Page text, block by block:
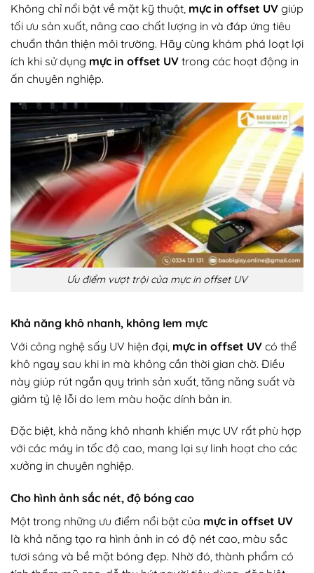
Không chỉ nổi bật về mặt kỹ thuật, mực in offset UV giúp
tối ưu sản xuất, nâng cao chất lượng in và đáp ứng tiêu
chuẩn thân thiện môi trường. Hãy cùng khám phá loạt lợi
ích khi sử dụng mực in offset UV trong các hoạt động in
ấn chuyên nghiệp.
Ưu điểm vượt trội của mực in offset UV
Khả năng khô nhanh, không lem mực
Với công nghệ sấy UV hiện đại, mực in offset UV có thể
khô ngay sau khi in mà không cần thời gian chờ. Điều
này giúp rút ngắn quy trình sản xuất, tăng năng suất và
giảm tỷ lệ lỗi do lem màu hoặc dính bản in.
Đặc biệt, khả năng khô nhanh khiến mực UV rất phù hợp
với các máy in tốc độ cao, mang lại sự linh hoạt cho các
xưởng in chuyên nghiệp.
Cho hình ảnh sắc nét, độ bóng cao
Một trong những ưu điểm nổi bật của mực in offset UV
là khả năng tạo ra hình ảnh in có độ nét cao, màu sắc
tươi sáng và bề mặt bóng đẹp. Nhờ đó, thành phẩm có